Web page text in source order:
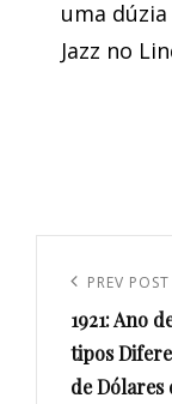
uma
Jazz no
artigos
Previous
Post
PREV POST
1921: Ano
tipos
de Dólares